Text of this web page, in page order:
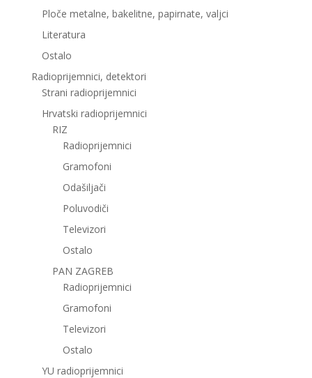
Ploče metalne, bakelitne, papirnate, valjci
Literatura
Ostalo
Radioprijemnici, detektori
Strani radioprijemnici
Hrvatski radioprijemnici
RIZ
Radioprijemnici
Gramofoni
Odašiljači
Poluvodiči
Televizori
Ostalo
PAN ZAGREB
Radioprijemnici
Gramofoni
Televizori
Ostalo
YU radioprijemnici